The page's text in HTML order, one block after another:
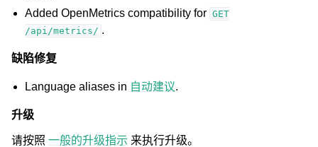
navigation of 配置说明
Added OpenMetrics compatibility for GET
/api/metrics/ .
缺陷修复
Language aliases in 自动建议.
升级
请按照 一般的升级指示 来执行升级。